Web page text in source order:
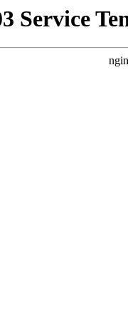
Service